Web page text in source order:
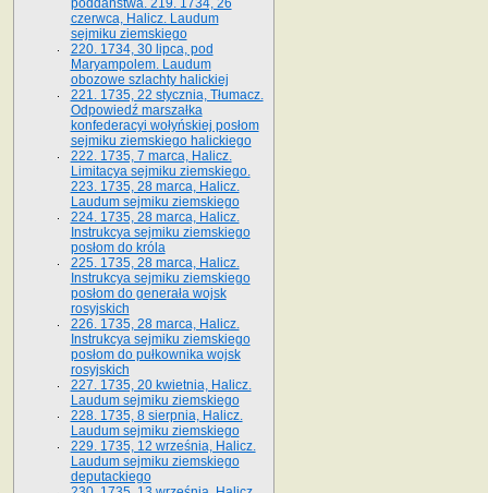
poddaństwa. 219. 1734, 26
czerwca, Halicz. Laudum
sejmiku ziemskiego
220. 1734, 30 lipca, pod
Maryampolem. Laudum
obozowe szlachty halickiej
221. 1735, 22 stycznia, Tłumacz.
Odpowiedź marszałka
konfederacyi wołyńskiej posłom
sejmiku ziemskiego halickiego
222. 1735, 7 marca, Halicz.
Limitacya sejmiku ziemskiego.
223. 1735, 28 marca, Halicz.
Laudum sejmiku ziemskiego
224. 1735, 28 marca, Halicz.
Instrukcya sejmiku ziemskiego
posłom do króla
225. 1735, 28 marca, Halicz.
Instrukcya sejmiku ziemskiego
posłom do generała wojsk
rosyjskich
226. 1735, 28 marca, Halicz.
Instrukcya sejmiku ziemskiego
posłom do pułkownika wojsk
rosyjskich
227. 1735, 20 kwietnia, Halicz.
Laudum sejmiku ziemskiego
228. 1735, 8 sierpnia, Halicz.
Laudum sejmiku ziemskiego
229. 1735, 12 września, Halicz.
Laudum sejmiku ziemskiego
deputackiego